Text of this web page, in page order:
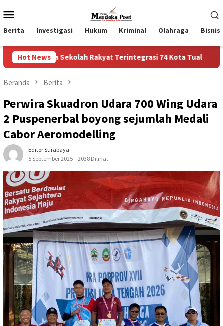
ke
kontenMobile
Berita Investigasi Hukum Kriminal Olahraga Bisnis
Hot News
Rakyat Terintegrasi 74 Kota Tual Ruas Jalan Bangil
Beranda Berita
Perwira Skuadron Udara 700 Wing Udara
2 Puspenerbal boyong sejumlah Medali
Cabor Aeromodelling
Editor Surabaya
5 September 2025
2038 Dilihat